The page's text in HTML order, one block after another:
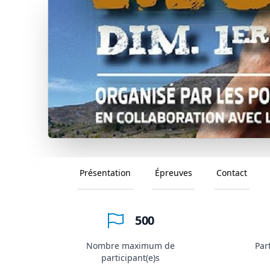
Présentation Épreuves Contact
500
Nombre maximum de
participant(e)s